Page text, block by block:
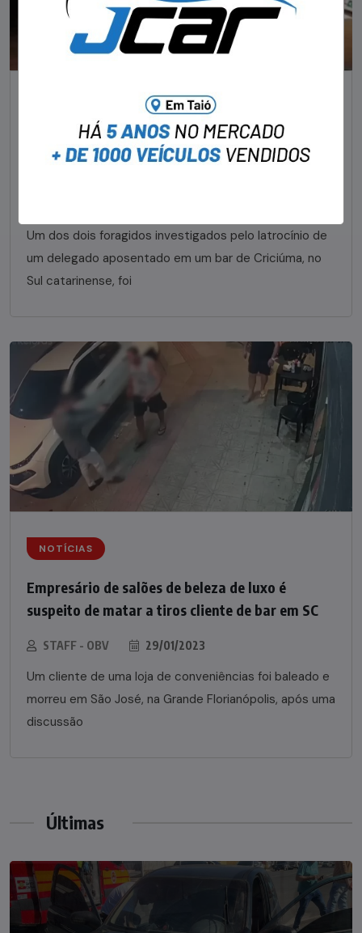
Foragido pela morte de delegado aposentado
em bar morre em confronto com a polícia em SC
Um dos dois foragidos investigados pelo latrocínio de
um delegado aposentado em um bar de Criciúma, no
Sul catarinense, foi
NOTÍCIAS
Empresário de salões de beleza de luxo é
suspeito de matar a tiros cliente de bar em SC
STAFF - OBV 29/01/2023
Um cliente de uma loja de conveniências foi baleado e
morreu em São José, na Grande Florianópolis, após uma
discussão
Últimas